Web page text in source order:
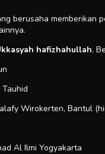
berusaha
hafizhahullah.
Wirokerten, Bantul
Al Ilmi Yogyakarta